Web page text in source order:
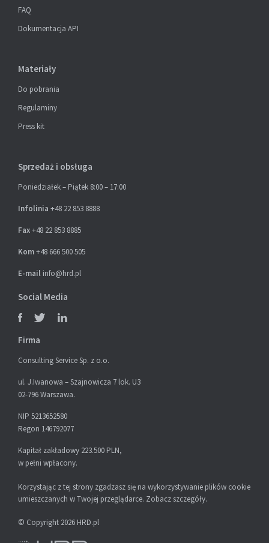
FAQ
Dokumentacja API
Materiały
Do pobrania
Regulaminy
Press kit
Sprzedaż i obsługa
Poniedziałek – Piątek 8:00 – 17:00
Infolinia +48 22 853 8888
Fax+48 22 853 8885
Kom+48 666 500 505
E-mail info@hrd.pl
Social Media
Firma
Consulting Service Sp. z o.o.
ul. J.Iwanowa – Szajnowicza 7 lok. U3
02-796 Warszawa.
NIP 5213652580
Regon 146792077
Kapitał zakładowy 223.500 PLN,
w pełni wpłacony.
Korzystając z tej strony zgadzasz się na wykorzystywanie plików cookie
umieszczanych w Twojej przeglądarce. Zobacz szczegóły.
© Copyright 2026 HRD.pl